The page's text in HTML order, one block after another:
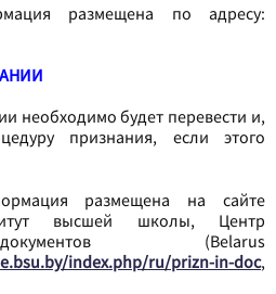
размещена по адресу:
необходимо будет перевести и,
признания, если этого
размещена на сайте
высшей школы, Центр
(Belarus
index.php/ru/prizn-in-doc,